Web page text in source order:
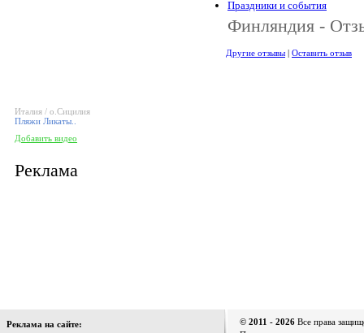
Италия / о.Сицилия
Пляжи Ликаты..
Добавить видео
Реклама
Праздники и события
Финляндия -
Другие отзывы | Оставить отзыв
Реклама на сайте:
© 2011 - 2026 Все права